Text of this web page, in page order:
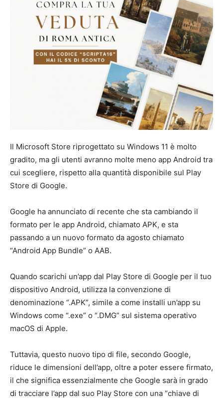
Il Microsoft Store riprogettato su Windows 11 è molto
gradito, ma gli utenti avranno molte meno app Android tra
cui scegliere, rispetto alla quantità disponibile sul Play
Store di Google.
Google ha annunciato di recente che sta cambiando il
formato per le app Android, chiamato APK, e sta
passando a un nuovo formato da agosto chiamato
“Android App Bundle” o AAB.
Quando scarichi un’app dal Play Store di Google per il tuo
dispositivo Android, utilizza la convenzione di
denominazione “.APK”, simile a come installi un’app su
Windows come “.exe” o “.DMG” sul sistema operativo
macOS di Apple.
Tuttavia, questo nuovo tipo di file, secondo Google,
riduce le dimensioni dell’app, oltre a poter essere firmato,
il che significa essenzialmente che Google sarà in grado
di tracciare l’app dal suo Play Store con una “chiave di